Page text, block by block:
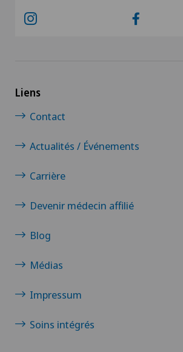
Liens
Contact
Actualités / Événements
Carrière
Devenir médecin affilié
Blog
Médias
Impressum
Soins intégrés